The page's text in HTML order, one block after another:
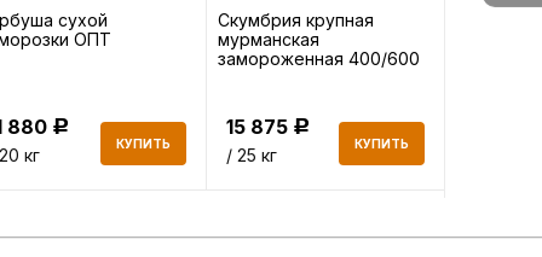
сухой
ОПТ
880 Р
кг
КУПИТЬ
Скумбрия крупная
мурманская
замороженная 400/600
15 875 Р
/ 25 кг
КУПИТЬ